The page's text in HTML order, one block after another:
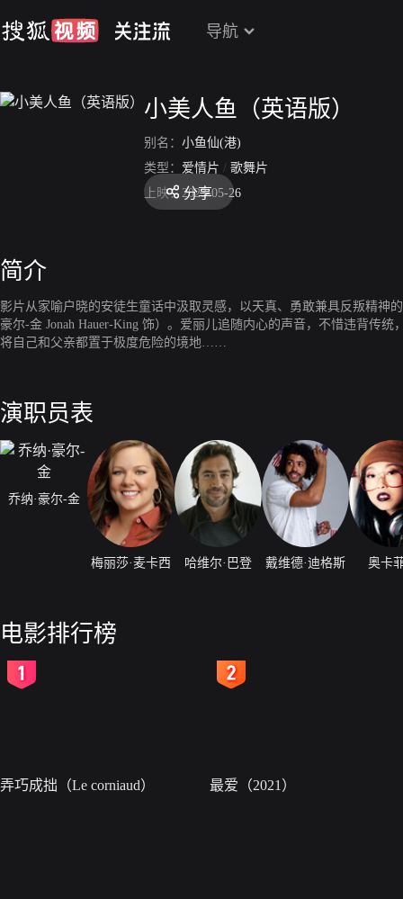
导航
小美人鱼（英语版）
别名： 小鱼仙(港)
类型： 爱情片 / 歌舞片
上映： 2023-05-26
分享
简介
影片从家喻户晓的安徒生童话中汲取灵感，以天真、勇敢兼具反叛精神
豪尔-金 Jonah Hauer-King 饰）。爱丽儿追随内心的声音，不惜违背传
将自己和父亲都置于极度危险的境地……
演职员表
乔纳·豪尔-金
梅丽莎·麦卡西 哈维尔·巴登 戴维德·迪格斯 奥卡
电影排行榜
弄巧成拙（Le corniaud） 最爱（2021）